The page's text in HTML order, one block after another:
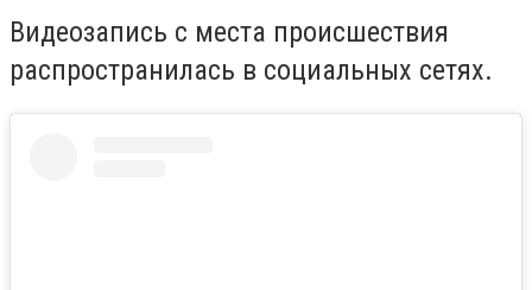
Видеозапись с места происшествия
распространилась в социальных сетях.